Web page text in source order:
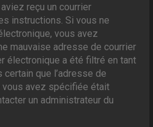
reçu un courrier
instructions. Si vous ne
vous avez
mauvaise adresse de courrier
électronique a été filtré en tant
que l’adresse de
vous avez spécifiée était
un administrateur du